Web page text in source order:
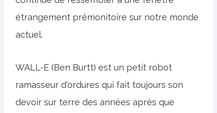
étrangement prémonitoire sur notre monde
actuel.
WALL-E (Ben Burtt) est un petit robot
ramasseur d'ordures qui fait toujours son
devoir sur terre des années après que